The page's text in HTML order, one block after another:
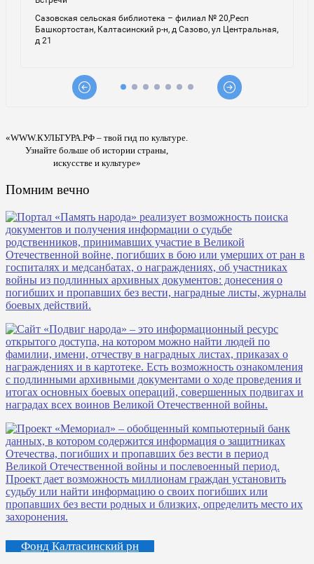
«WWW.КУЛЬТУРА.РФ – твой гид по культуре.
Узнайте больше об истории страны,
искусстве и культуре»
Помним вечно
Фонд Калтасинский рн